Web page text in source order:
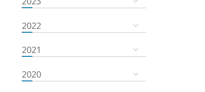
2022
2021
2020